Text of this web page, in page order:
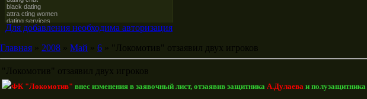
Для добавления необходима авторизация
Главная » 2008 » Май » 6 » "Локомотив" отзаявил двух игроков
"Локомотив" отзаявил двух игроков
ФК "Локомотив" внес изменения в заявочный лист, отзаявив защитника А.Дулаева и полузащитника